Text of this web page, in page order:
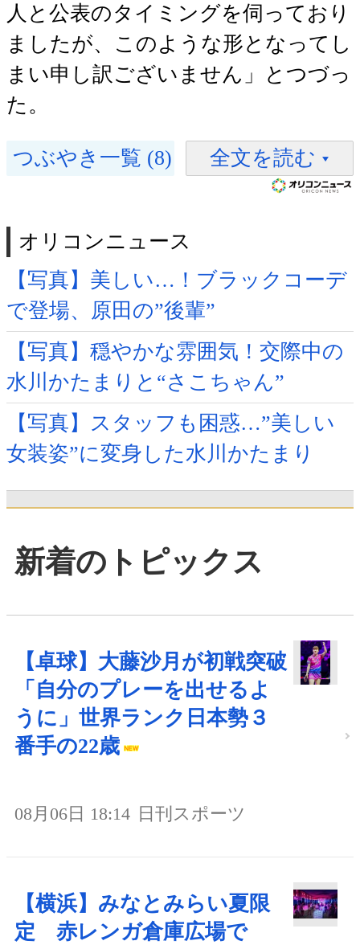
人と公表のタイミングを伺っており
ましたが、このような形となってし
まい申し訳ございません」とつづっ
た。
つぶやき一覧 (8) 全文を読む
オリコンニュース
【写真】美しい…！ブラックコーデ
で登場、原田の”後輩”
【写真】穏やかな雰囲気！交際中の
水川かたまりと“さこちゃん”
【写真】スタッフも困惑…”美しい
女装姿”に変身した水川かたまり
新着のトピックス
【卓球】大藤沙月が初戦突破
「自分のプレーを出せるよ
うに」世界ランク日本勢３
番手の22歳
08月06日 18:14 日刊スポーツ
【横浜】みなとみらい夏限
定 赤レンガ倉庫広場で